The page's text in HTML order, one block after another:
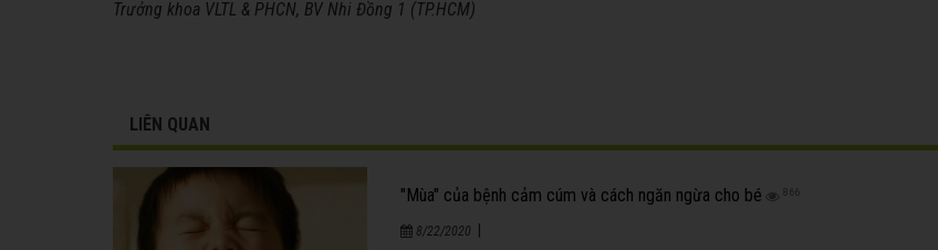
Trưởng khoa VLTL & PHCN, BV Nhi Đồng 1 (TP.HCM)
LIÊN QUAN
"Mùa" của bệnh cảm cúm và cách ngăn ngừa cho bé 866
8/22/2020